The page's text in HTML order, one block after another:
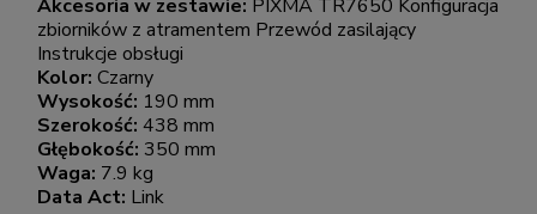
Akcesoria w zestawie: PIXMA TR7650 Konfiguracja
zbiorników z atramentem Przewód zasilający
Instrukcje obsługi
Kolor: Czarny
Wysokość: 190 mm
Szerokość: 438 mm
Głębokość: 350 mm
Waga: 7.9 kg
Data Act: Link